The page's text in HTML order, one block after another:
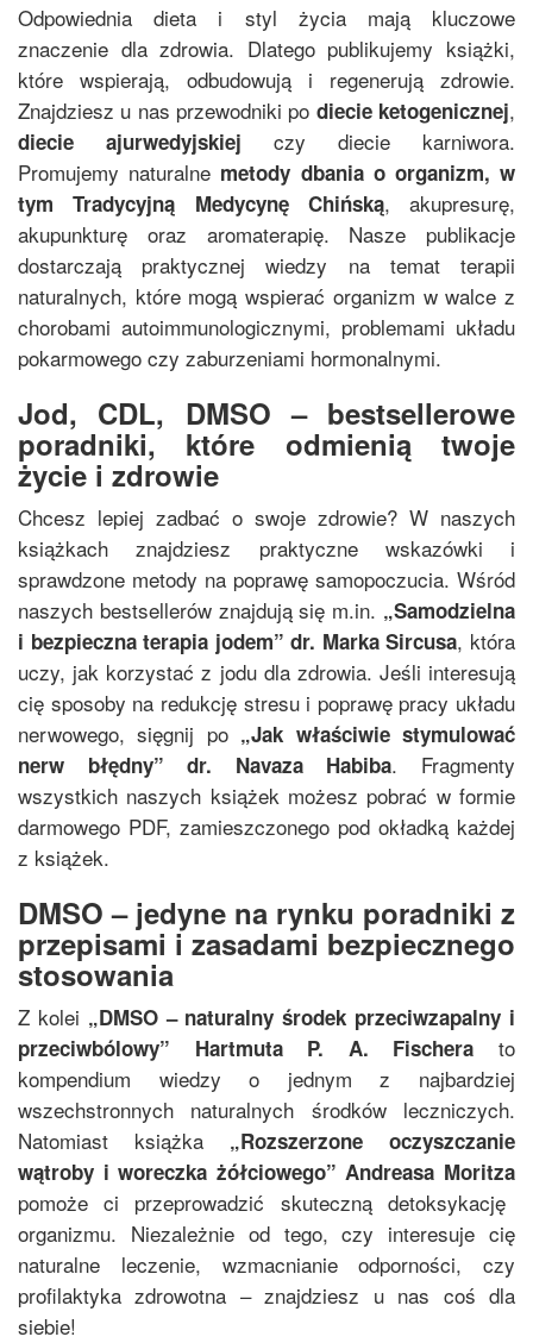
Odpowiednia dieta i styl życia mają kluczowe
znaczenie dla zdrowia. Dlatego publikujemy książki,
które wspierają, odbudowują i regenerują zdrowie.
Znajdziesz u nas przewodniki po diecie ketogenicznej,
diecie ajurwedyjskiej czy diecie karniwora.
Promujemy naturalne metody dbania o organizm, w
tymTradycyjną Medycynę Chińską, akupresurę,
akupunkturę oraz aromaterapię. Nasze publikacje
dostarczają praktycznej wiedzy na temat terapii
naturalnych, które mogą wspierać organizm w walce z
chorobami autoimmunologicznymi, problemami układu
pokarmowego czy zaburzeniami hormonalnymi.
Jod, CDL, DMSO – bestsellerowe
poradniki, które odmienią twoje
życie i zdrowie
Chcesz lepiej zadbać o swoje zdrowie? W naszych
książkach znajdziesz praktyczne wskazówki i
sprawdzone metody na poprawę samopoczucia. Wśród
naszych bestsellerów znajdują się m.in. „Samodzielna
i bezpieczna terapia jodem”dr. Marka Sircusa, która
uczy, jak korzystać z jodu dla zdrowia. Jeśli interesują
cię sposoby na redukcję stresu i poprawę pracy układu
nerwowego, sięgnij po „Jak właściwie stymulować
nerw błędny”dr. Navaza Habiba. Fragmenty
wszystkich naszych książek możesz pobrać w formie
darmowego PDF, zamieszczonego pod okładką każdej
z książek.
DMSO – jedyne na rynku poradniki z
przepisami i zasadami bezpiecznego
stosowania
Z kolei „DMSO – naturalny środek przeciwzapalny i
przeciwbólowy” Hartmuta P. A. Fischera to
kompendium wiedzy o jednym z najbardziej
wszechstronnych naturalnych środków leczniczych.
Natomiast książka „Rozszerzone oczyszczanie
wątroby i woreczka żółciowego”Andreasa Moritza
pomoże ci przeprowadzić skuteczną detoksykację
organizmu. Niezależnie od tego, czy interesuje cię
naturalne leczenie, wzmacnianie odporności, czy
profilaktyka zdrowotna – znajdziesz u nas coś dla
siebie!